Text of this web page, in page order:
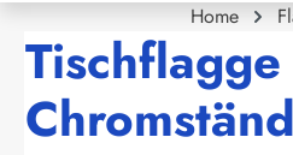
Home